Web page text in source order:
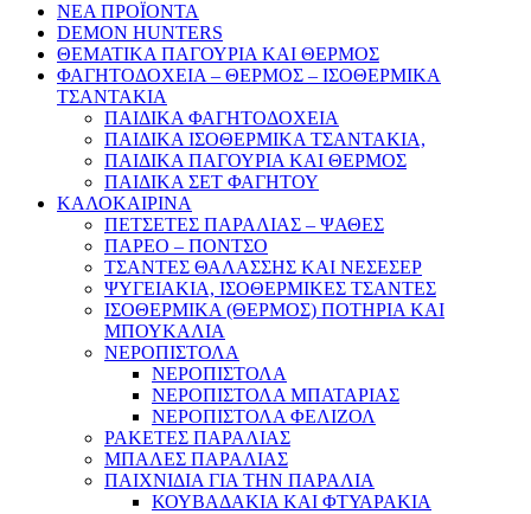
ΝΕΑ ΠΡΟΪΟΝΤΑ
DEMON HUNTERS
ΘΕΜΑΤΙΚΑ ΠΑΓΟΥΡΙΑ ΚΑΙ ΘΕΡΜΟΣ
ΦΑΓΗΤΟΔΟΧΕΙΑ – ΘΕΡΜΟΣ – ΙΣΟΘΕΡΜΙΚΑ
ΤΣΑΝΤΑΚΙΑ
ΠΑΙΔΙΚΑ ΦΑΓΗΤΟΔΟΧΕΙΑ
ΠΑΙΔΙΚΑ ΙΣΟΘΕΡΜΙΚΑ ΤΣΑΝΤΑΚΙΑ,
ΠΑΙΔΙΚΑ ΠΑΓΟΥΡΙΑ ΚΑΙ ΘΕΡΜΟΣ
ΠΑΙΔΙΚΑ ΣΕΤ ΦΑΓΗΤΟΥ
ΚΑΛΟΚΑΙΡΙΝΑ
ΠΕΤΣΕΤΕΣ ΠΑΡΑΛΙΑΣ – ΨΑΘΕΣ
ΠΑΡΕΟ – ΠΟΝΤΣΟ
ΤΣΑΝΤΕΣ ΘΑΛΑΣΣΗΣ ΚΑΙ ΝΕΣΕΣΕΡ
ΨΥΓΕΙΑΚΙΑ, ΙΣΟΘΕΡΜΙΚΕΣ ΤΣΑΝΤΕΣ
ΙΣΟΘΕΡΜΙΚΑ (ΘΕΡΜΟΣ) ΠΟΤΗΡΙΑ ΚΑΙ
ΜΠΟΥΚΑΛΙΑ
ΝΕΡΟΠΙΣΤΟΛΑ
ΝΕΡΟΠΙΣΤΟΛΑ
ΝΕΡΟΠΙΣΤΟΛΑ ΜΠΑΤΑΡΙΑΣ
ΝΕΡΟΠΙΣΤΟΛΑ ΦΕΛΙΖΟΛ
ΡΑΚΕΤΕΣ ΠΑΡΑΛΙΑΣ
ΜΠΑΛΕΣ ΠΑΡΑΛΙΑΣ
ΠΑΙΧΝΙΔΙΑ ΓΙΑ ΤΗΝ ΠΑΡΑΛΙΑ
ΚΟΥΒΑΔΑΚΙΑ ΚΑΙ ΦΤΥΑΡΑΚΙΑ